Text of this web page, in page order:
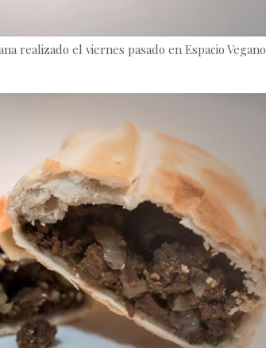
realizado el viernes pasado en Espacio Vegano